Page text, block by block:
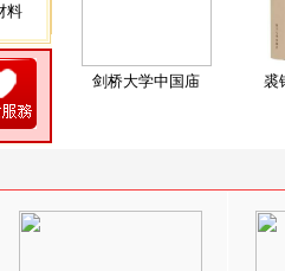
料
剑桥大学中国庙 裘